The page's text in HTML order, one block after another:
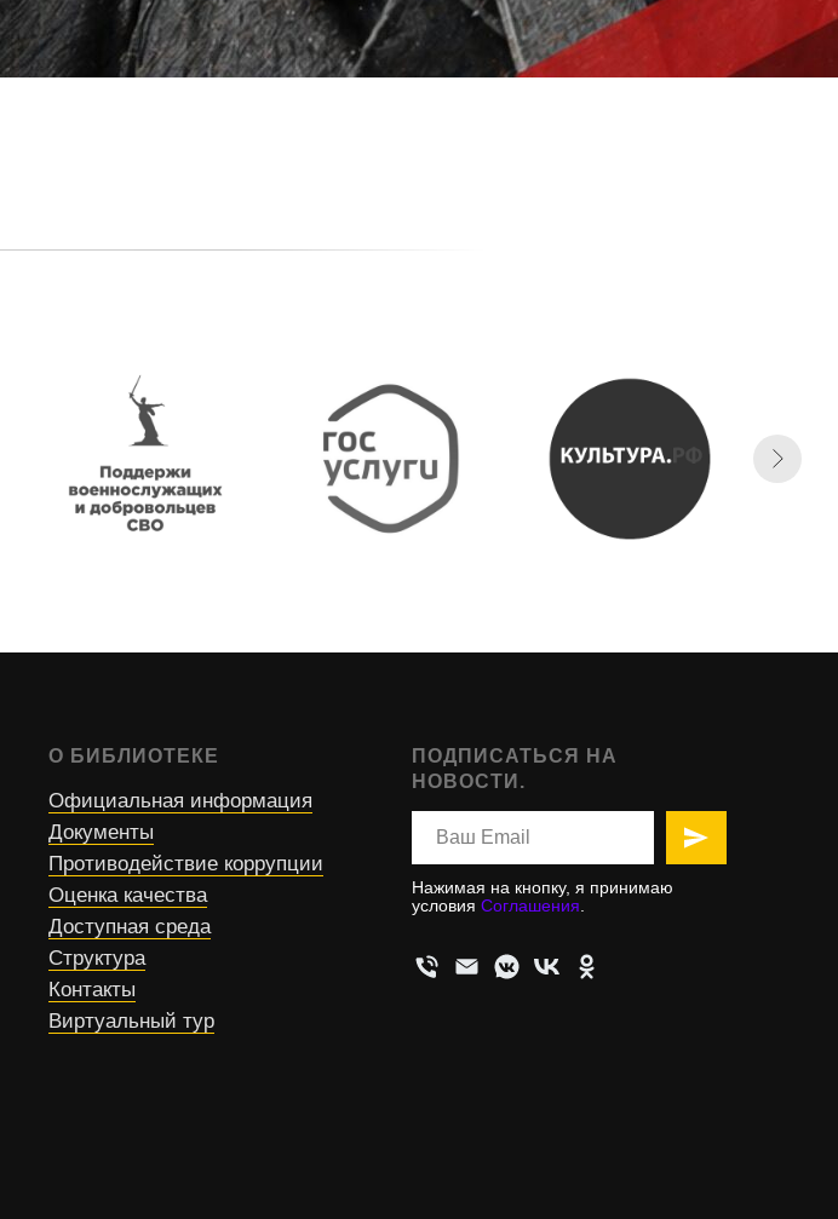
О БИБЛИОТЕКЕ
Официальная информация
Документы
Противодействие коррупции
Оценка качества
Доступная среда
Структура
Контакты
Виртуальный тур
ПОДПИСАТЬСЯ НА
НОВОСТИ.
Нажимая на кнопку, я принимаю
условия Соглашения